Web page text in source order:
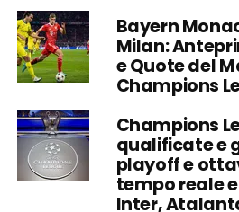
Bayern
Milan:
e Quote del
Champions
Champions
qualificate e
playoff e
tempo reale
Inter,